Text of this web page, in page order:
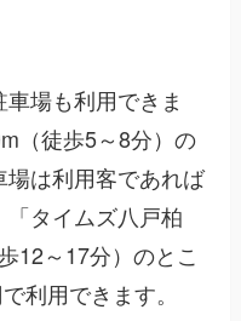
場も利用できま
（徒歩5～8分）の
場は利用客であれば
タイムズ八戸柏
12～17分）のとこ
利用できます。